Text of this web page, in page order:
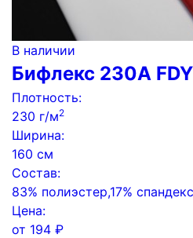
В наличии
Бифлекс 230А
Плотность:
230 г/м2
Ширина:
160 см
Состав:
83% полиэстер,17% спандекс
Цена:
от 194 ₽